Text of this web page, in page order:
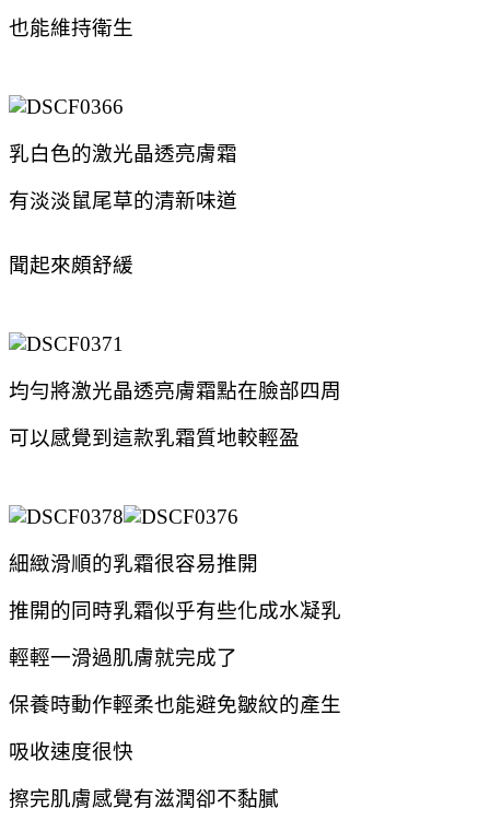
也能維持衛生
乳白色的激光晶透亮膚霜
有淡淡鼠尾草的清新味道
聞起來頗舒緩
均勻將激光晶透亮膚霜點在臉部四周
可以感覺到這款乳霜質地較輕盈
細緻滑順的乳霜很容易推開
推開的同時乳霜似乎有些化成水凝乳
輕輕一滑過肌膚就完成了
保養時動作輕柔也能避免皺紋的產生
吸收速度很快
擦完肌膚感覺有滋潤卻不黏膩